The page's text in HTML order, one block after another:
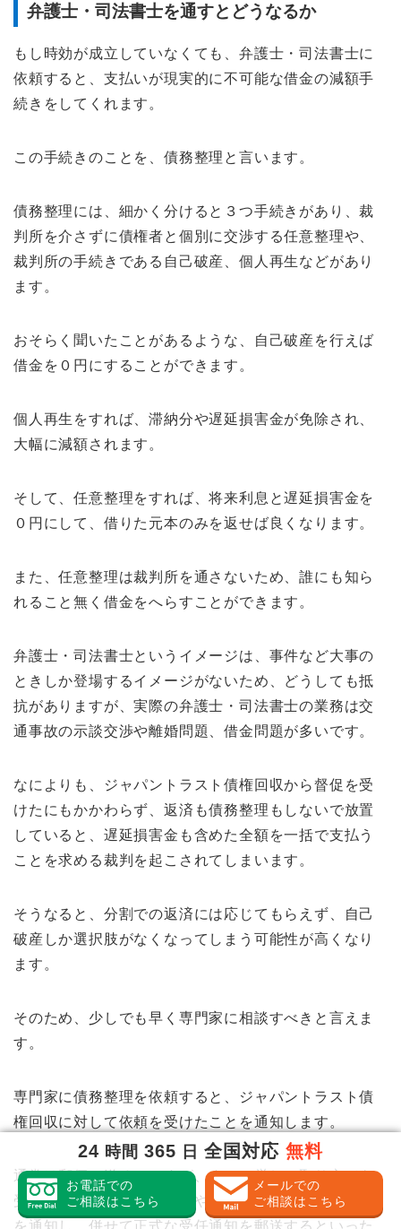
弁護士・司法書士を通すとどうなるか
もし時効が成立していなくても、弁護士・司法書士に
依頼すると、支払いが現実的に不可能な借金の減額手
続きをしてくれます。
この手続きのことを、債務整理と言います。
債務整理には、細かく分けると３つ手続きがあり、裁
判所を介さずに債権者と個別に交渉する任意整理や、
裁判所の手続きである自己破産、個人再生などがあり
ます。
おそらく聞いたことがあるような、自己破産を行えば
借金を０円にすることができます。
個人再生をすれば、滞納分や遅延損害金が免除され、
大幅に減額されます。
そして、任意整理をすれば、将来利息と遅延損害金を
０円にして、借りた元本のみを返せば良くなります。
また、任意整理は裁判所を通さないため、誰にも知ら
れること無く借金をへらすことができます。
弁護士・司法書士というイメージは、事件など大事の
ときしか登場するイメージがないため、どうしても抵
抗がありますが、実際の弁護士・司法書士の業務は交
通事故の示談交渉や離婚問題、借金問題が多いです。
なによりも、ジャパントラスト債権回収から督促を受
けたにもかかわらず、返済も債務整理もしないで放置
していると、遅延損害金も含めた全額を一括で支払う
ことを求める裁判を起こされてしまいます。
そうなると、分割での返済には応じてもらえず、自己
破産しか選択肢がなくなってしまう可能性が高くなり
ます。
そのため、少しでも早く専門家に相談すべきと言えま
す。
専門家に債務整理を依頼すると、ジャパントラスト債
権回収に対して依頼を受けたことを通知します。
通常は郵便で送るのですが、すでに厳しい取り立てを
受けている場合には、電話やFAXで依頼を受けたこと
を通知し、併せて正式な受任通知を郵送するといった
24 時間 365 日 全国対応 無料
お電話での
ご相談はこちら
メールでの
ご相談はこちら